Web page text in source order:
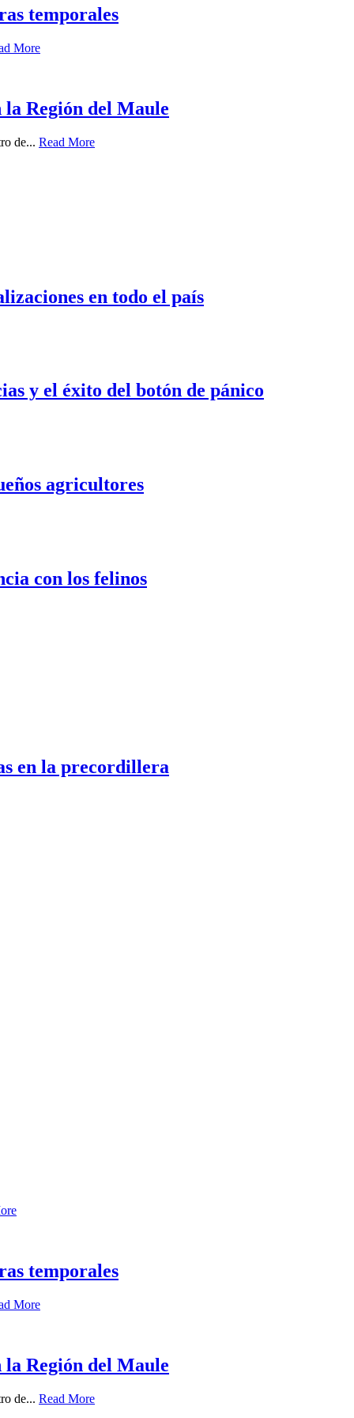
temporales
More
la Región del Maule
de... Read More
en todo el país
y el éxito del botón de pánico
agricultores
con los felinos
en la precordillera
temporales
More
la Región del Maule
de... Read More